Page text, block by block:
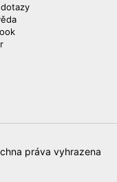
práva vyhrazena